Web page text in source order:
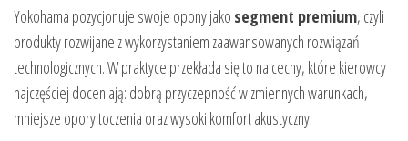
Yokohama pozycjonuje swoje opony jako segment premium, czyli
produkty rozwijane z wykorzystaniem zaawansowanych rozwiązań
technologicznych. W praktyce przekłada się to na cechy, które kierowcy
najczęściej doceniają: dobrą przyczepność w zmiennych warunkach,
mniejsze opory toczenia oraz wysoki komfort akustyczny.